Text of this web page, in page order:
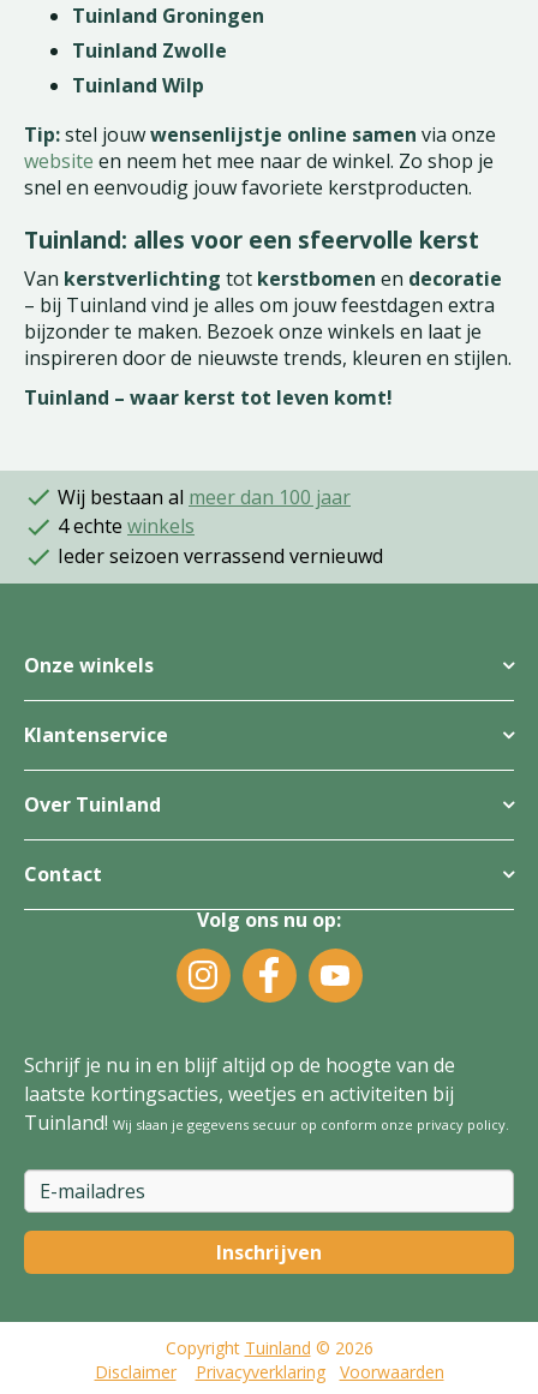
Tuinland Groningen
Tuinland Zwolle
Tuinland Wilp
Tip:stel jouwwensenlijstje online samen via onze
website en neem het mee naar de winkel. Zo shop je
snel en eenvoudig jouw favoriete kerstproducten.
Tuinland: alles voor een sfeervolle kerst
Van kerstverlichting tot kerstbomen en decoratie
– bij Tuinland vind je alles om jouw feestdagen extra
bijzonder te maken. Bezoek onze winkels en laat je
inspireren door de nieuwste trends, kleuren en stijlen.
Tuinland – waar kerst tot leven komt!
Wij bestaan al meer dan 100 jaar
4 echte winkels
Ieder seizoen verrassend vernieuwd
Onze winkels
Klantenservice
Over Tuinland
Contact
Volg ons nu op:
Schrijf je nu in en blijf altijd op de hoogte van de
laatste kortingsacties, weetjes en activiteiten bij
Tuinland! Wij slaan je gegevens secuur op conform onze privacy policy
Copyright Tuinland © 2026
Disclaimer
Privacyverklaring
Voorwaarden